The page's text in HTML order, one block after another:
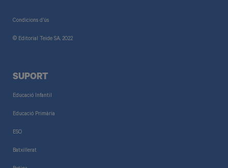
Condicions d’ús
© Editorial Teide SA, 2022
SUPORT
Educació Infantil
Educació Primària
ESO
Batxillerat